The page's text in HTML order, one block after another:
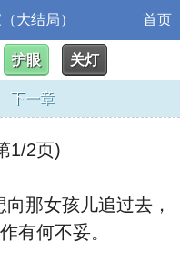
大结局） 首页
护眼 关灯
下一章
1/2页)
那女孩儿追过去，
有何不妥。